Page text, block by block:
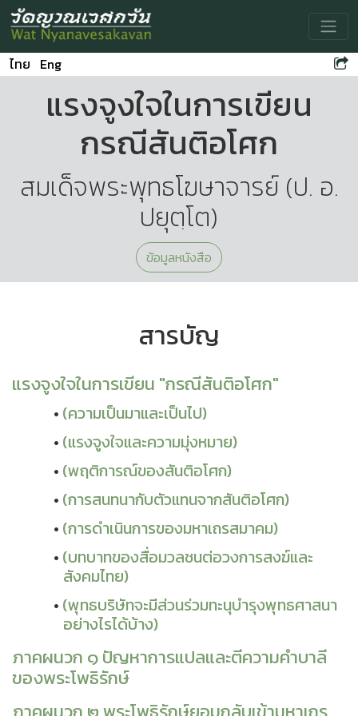
ไทย Eng
แรงจูงใจในการเขียน
กรณีสันติอโศก
สมเด็จพระพุทธโฆษาจารย์ (ป. อ.
ปยุตฺโต)
ข้อมูลหนังสือ
สารบัญ
แรงจูงใจในการเขียน "กรณีสันติอโศก"
(ความเป็นมาและเป็นไป)
(แรงจูงใจและความมุ่งหมาย)
(พฤติการณ์ของสันติอโศก)
(การสนทนากับตัวแทนจากสันติอโศก)
(การดำเนินการของมหาเถรสมาคม)
(บทบาทของสื่อมวลชนต่อวงการสงฆ์และ
สังคมไทย)
(พุทธบริษัทจะมีส่วนร่วมทะนุบำรุงพุทธศาสนา
อย่างไรได้บ้าง)
ภาคผนวก ๑ ปัญหาการแปลและตีความคำบาลี
ของพระโพธิรักษ์